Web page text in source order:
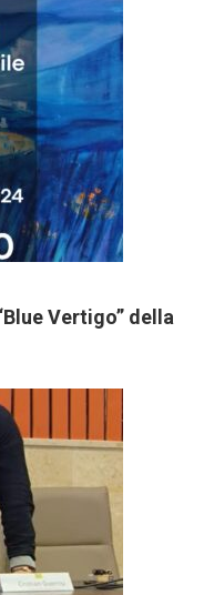
Vertigo” della